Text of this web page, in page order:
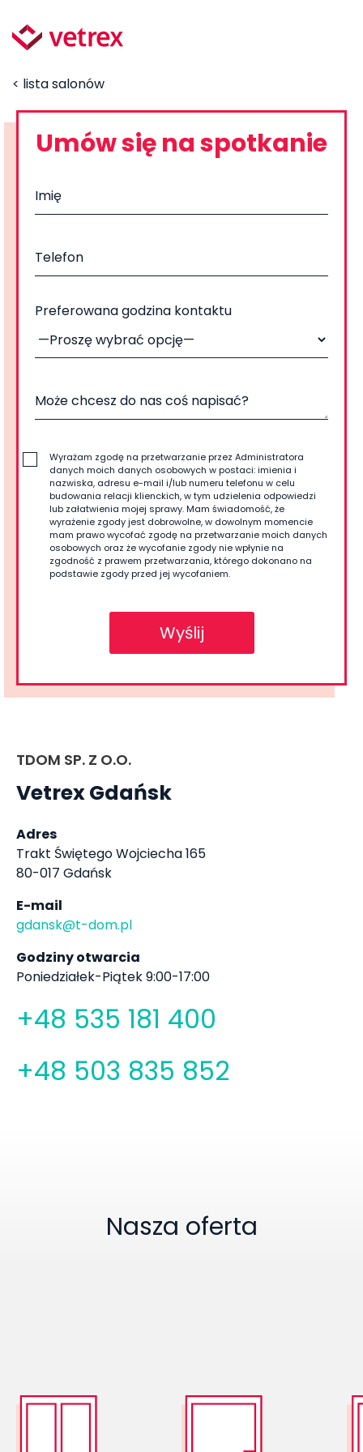
< lista salonów
TDOM SP. Z O.O.
Vetrex Gdańsk
Adres
Trakt Świętego Wojciecha 165
80-017 Gdańsk
E-mail
gdansk@t-dom.pl
Godziny otwarcia
Poniedziałek-Piątek 9:00-17:00
+48 535 181 400
+48 503 835 852
Umów się na spotkanie
Preferowana godzina kontaktu
Wyrażam zgodę na przetwarzanie przez Administratora
danych moich danych osobowych w postaci: imienia i
nazwiska, adresu e-mail i/lub numeru telefonu w celu
budowania relacji klienckich, w tym udzielenia odpowiedzi
lub załatwienia mojej sprawy. Mam świadomość, że
wyrażenie zgody jest dobrowolne, w dowolnym momencie
mam prawo wycofać zgodę na przetwarzanie moich danych
osobowych oraz że wycofanie zgody nie wpłynie na
zgodność z prawem przetwarzania, którego dokonano na
podstawie zgody przed jej wycofaniem.
Nasza oferta